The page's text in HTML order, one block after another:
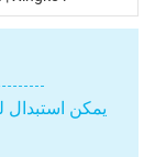
يمكن استبدال